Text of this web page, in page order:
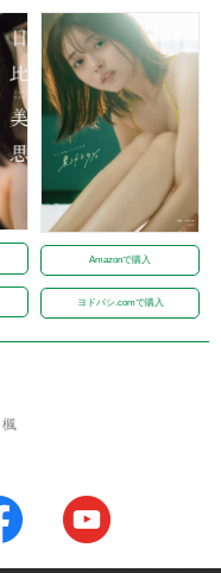
Amazonで購入
ヨドバシ.comで購入
楓